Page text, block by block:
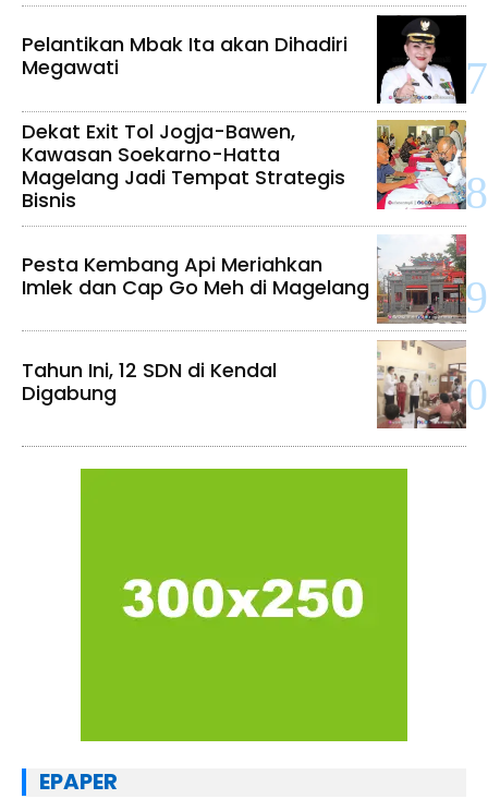
Pelantikan Mbak Ita akan Dihadiri
Megawati
Dekat Exit Tol Jogja-Bawen,
Kawasan Soekarno-Hatta
Magelang Jadi Tempat Strategis
Bisnis
Pesta Kembang Api Meriahkan
Imlek dan Cap Go Meh di Magelang
Tahun Ini, 12 SDN di Kendal
Digabung
EPAPER